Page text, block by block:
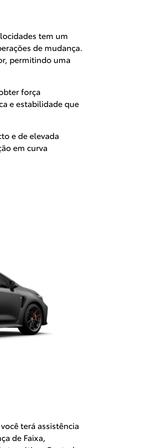
tem um
de mudança.
permitindo uma
força
e estabilidade que
e de elevada
em curva
terá assistência
de Faixa,